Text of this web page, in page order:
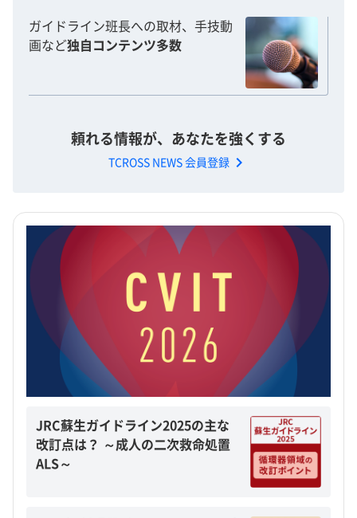
ガイドライン班長への取材、手技動
画など独自コンテンツ多数
頼れる情報が、あなたを強くする
TCROSS NEWS 会員登録 chevron_right
JRC蘇生ガイドライン2025の主な
改訂点は？ ～成人の二次救命処置
ALS～